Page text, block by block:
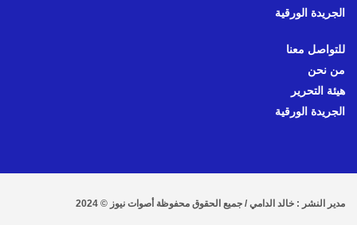
الجريدة الورقية
للتواصل معنا
من نحن
هيئة التحرير
الجريدة الورقية
مدير النشر : خالد الدامي / جميع الحقوق محفوظة أصوات نيوز © 2024